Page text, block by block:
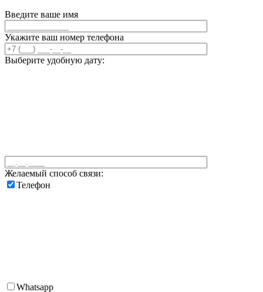
Введите ваше имя
Укажите ваш номер телефона
Выберите удобную дату:
Желаемый способ связи:
Телефон
Whatsapp